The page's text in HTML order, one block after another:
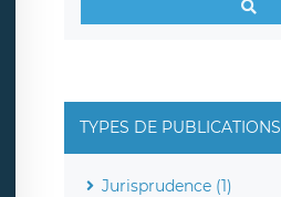
TYPES DE PUBLICATIONS
Jurisprudence (1)